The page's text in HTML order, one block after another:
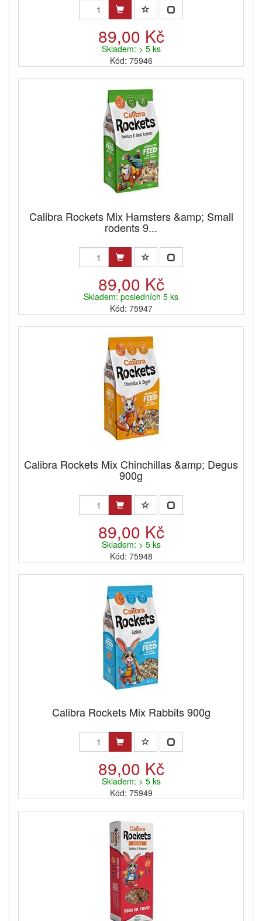
89,00 Kč
Skladem: > 5 ks
Kód: 75946
Calibra Rockets Mix Hamsters &amp; Small
rodents 9...
89,00 Kč
Skladem: posledních 5 ks
Kód: 75947
Calibra Rockets Mix Chinchillas &amp; Degus
900g
89,00 Kč
Skladem: > 5 ks
Kód: 75948
Calibra Rockets Mix Rabbits 900g
89,00 Kč
Skladem: > 5 ks
Kód: 75949